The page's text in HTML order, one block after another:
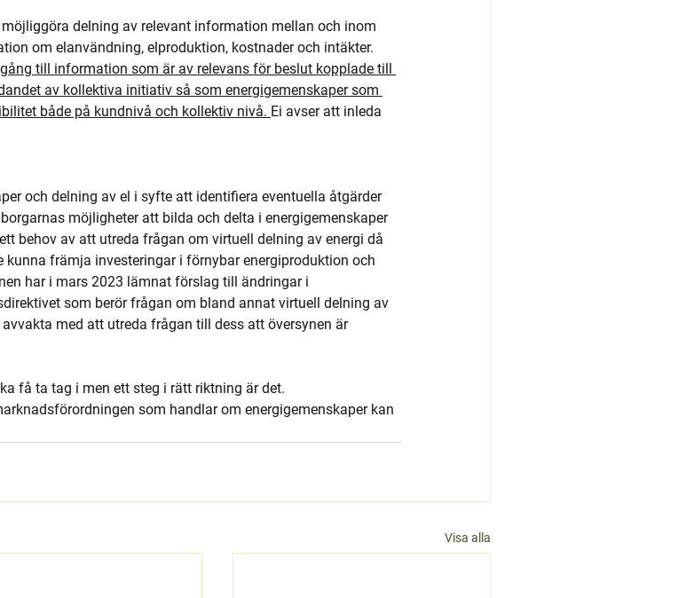
delning av relevant information mellan och inom
om elanvändning, elproduktion, kostnader och intäkter.
till information som är av relevans för beslut kopplade till
av kollektiva initiativ så som energigemenskaper som
både på kundnivå och kollektiv nivå. Ei avser att inleda
och delning av el i syfte att identifiera eventuella åtgärder
möjligheter att bilda och delta i energigemenskaper
behov av att utreda frågan om virtuell delning av energi då
främja investeringar i förnybar energiproduktion och
har i mars 2023 lämnat förslag till ändringar i
som berör frågan om bland annat virtuell delning av
med att utreda frågan till dess att översynen är
få ta tag i men ett steg i rätt riktning är det.
som handlar om energigemenskaper kan
Visa alla